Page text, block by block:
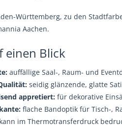
Württemberg, zu den
Aachen.
einen Blick
auffällige Saal-, Raum- und
seidig glänzende, glatte
appretiert: für dekorative
flache Bandoptik für Tisch-,
kann im Thermotransferdruck